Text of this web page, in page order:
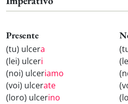
Presente
(tu) ulcera
(lei) ulceri
(noi) ulceriamo
(voi) ulcerate
(loro) ulcerino